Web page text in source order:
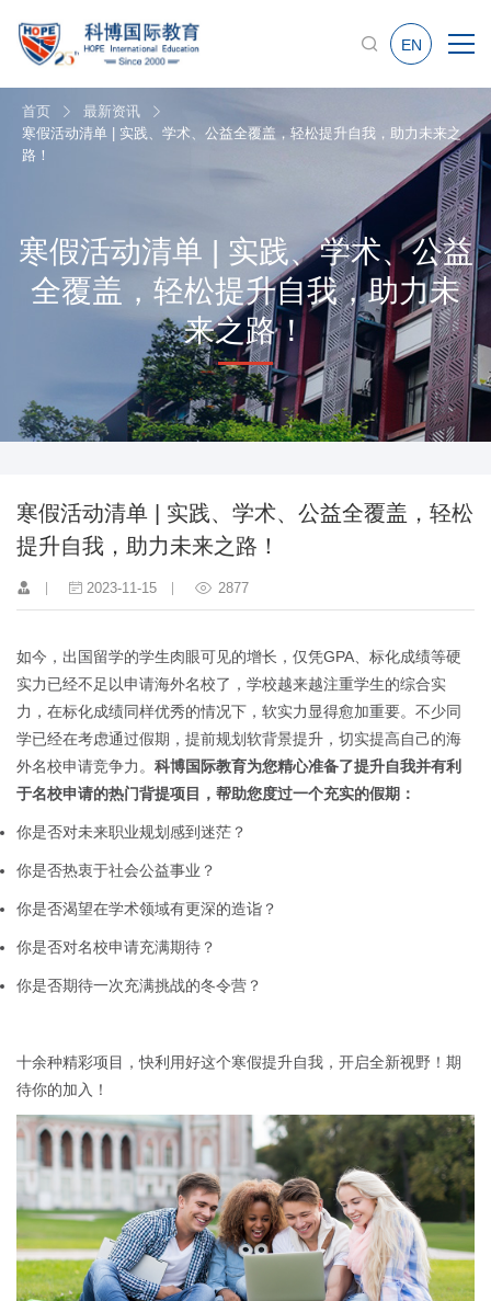
EN
首页
最新资讯
寒假活动清单 | 实践、学术、公益全覆盖，轻松提升自我，助力未来之
路！
寒假活动清单 | 实践、学术、公益
全覆盖，轻松提升自我，助力未
来之路！
寒假活动清单 | 实践、学术、公益全覆盖，轻松
提升自我，助力未来之路！
2023-11-15 2877
如今，出国留学的学生肉眼可见的增长，仅凭GPA、标化成绩等硬
实力已经不足以申请海外名校了，学校越来越注重学生的综合实
力，在标化成绩同样优秀的情况下，软实力显得愈加重要。不少同
学已经在考虑通过假期，提前规划软背景提升，切实提高自己的海
外名校申请竞争力。 科博国际教育为您精心准备了提升自我并有利
于名校申请的热门背提项目，帮助您度过一个充实的假期：
你是否对未来职业规划感到迷茫？
你是否热衷于社会公益事业？
你是否渴望在学术领域有更深的造诣？
你是否对名校申请充满期待？
你是否期待一次充满挑战的冬令营？
十余种精彩项目，快利用好这个寒假提升自我，开启全新视野！期
待你的加入！